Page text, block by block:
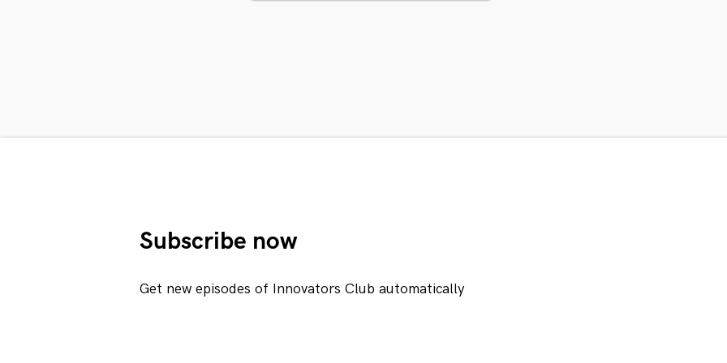
Subscribe now
Get new episodes of Innovators Club automatically